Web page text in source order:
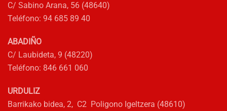
de
C/ Sabino Arana, 56 (48640)
Teléfono: 94 685 89 40
ABADIÑO
C/ Laubideta, 9 (48220)
Teléfono: 846 661 060
URDULIZ
Barrikako bidea, 2, C2 Poligono Igeltzera (48610)